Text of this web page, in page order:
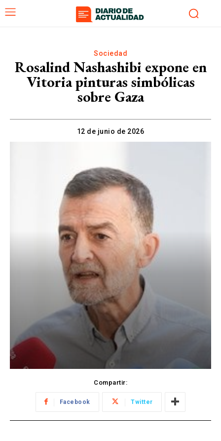
Sociedad
Rosalind Nashashibi expone en
Vitoria pinturas simbólicas
sobre Gaza
12 de junio de 2026
Compartir:
Facebook Twitter